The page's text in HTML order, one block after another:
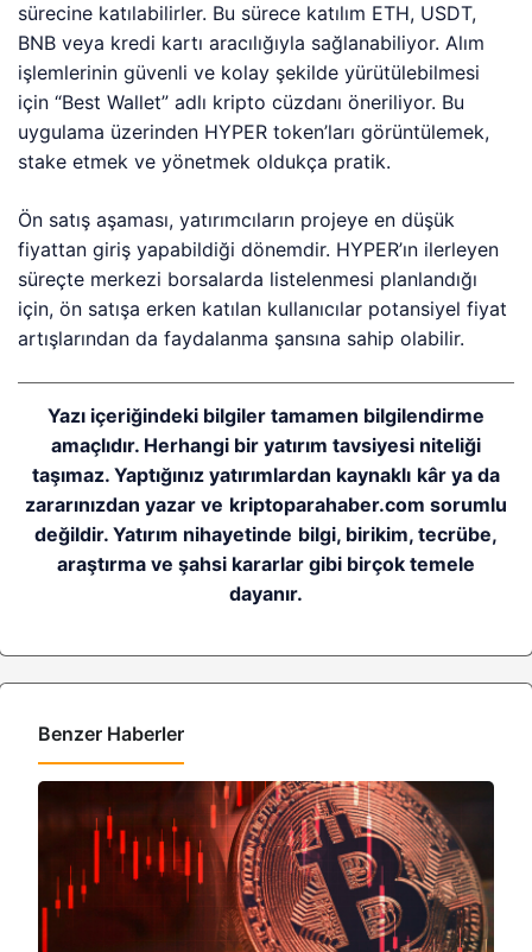
sürecine katılabilirler. Bu sürece katılım ETH, USDT,
BNB veya kredi kartı aracılığıyla sağlanabiliyor. Alım
işlemlerinin güvenli ve kolay şekilde yürütülebilmesi
için “Best Wallet” adlı kripto cüzdanı öneriliyor. Bu
uygulama üzerinden HYPER token’ları görüntülemek,
stake etmek ve yönetmek oldukça pratik.
Ön satış aşaması, yatırımcıların projeye en düşük
fiyattan giriş yapabildiği dönemdir. HYPER’ın ilerleyen
süreçte merkezi borsalarda listelenmesi planlandığı
için, ön satışa erken katılan kullanıcılar potansiyel fiyat
artışlarından da faydalanma şansına sahip olabilir.
Yazı içeriğindeki bilgiler tamamen bilgilendirme
amaçlıdır. Herhangi bir yatırım tavsiyesi niteliği
taşımaz. Yaptığınız yatırımlardan kaynaklı kâr ya da
zararınızdan yazar ve kriptoparahaber.com sorumlu
değildir. Yatırım nihayetinde bilgi, birikim, tecrübe,
araştırma ve şahsi kararlar gibi birçok temele
dayanır.
Benzer Haberler